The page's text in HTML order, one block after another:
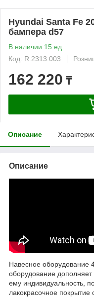
Hyundai Santa Fe
бампера d57
В наличии 15 ед.
Код: R.2313.003
162 220 ₸
Описание
Описание
Навесное оборудование
оборудование
ему индивидуальность,
лакокрасочное покрытие